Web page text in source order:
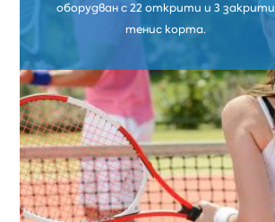
оборудван с 22 открити и 3 закрити
тенис корта.